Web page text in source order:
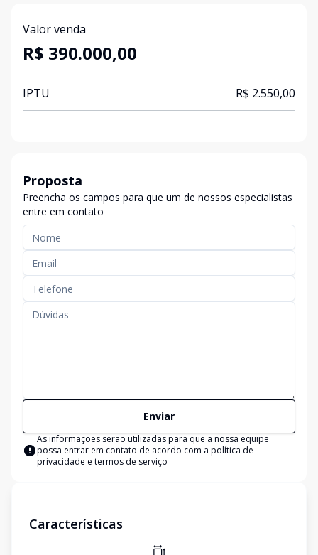
Valor venda
R$ 390.000,00
IPTU R$ 2.550,00
Proposta
Preencha os campos para que um de nossos especialistas
entre em contato
Enviar
As informações serão utilizadas para que a nossa equipe
possa entrar em contato de acordo com a política de
privacidade e termos de serviço
Características